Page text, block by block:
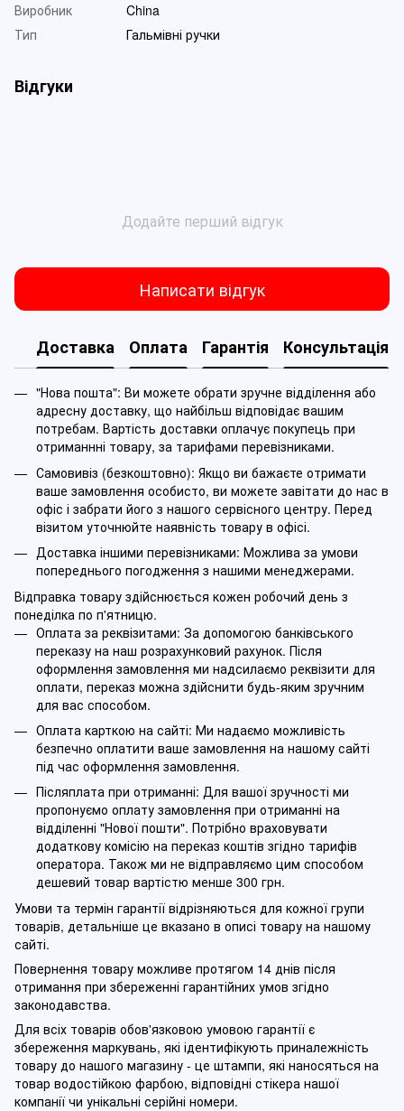
Виробник
China
Тип
Гальмівні ручки
Відгуки
Додайте перший відгук
Написати відгук
Доставка Оплата Гарантія Консультація
"Нова пошта": Ви можете обрати зручне відділення або
адресну доставку, що найбільш відповідає вашим
потребам. Вартість доставки оплачує покупець при
отриманнні товару, за тарифами перевізниками.
Самовивіз (безкоштовно): Якщо ви бажаєте отримати
ваше замовлення особисто, ви можете завітати до нас в
офіс і забрати його з нашого сервісного центру. Перед
візитом уточнюйте наявність товару в офісі.
Доставка іншими перевізниками: Можлива за умови
попереднього погодження з нашими менеджерами.
Відправка товару здійснюється кожен робочий день з
понеділка по п'ятницю.
Оплата за реквізитами: За допомогою банківського
переказу на наш розрахунковий рахунок. Після
оформлення замовлення ми надсилаємо реквізити для
оплати, переказ можна здійснити будь-яким зручним
для вас способом.
Оплата карткою на сайті: Ми надаємо можливість
безпечно оплатити ваше замовлення на нашому сайті
під час оформлення замовлення.
Післяплата при отриманні: Для вашої зручності ми
пропонуємо оплату замовлення при отриманні на
відділенні "Нової пошти". Потрібно враховувати
додаткову комісію на переказ коштів згідно тарифів
оператора. Також ми не відправляємо цим способом
дешевий товар вартістю менше 300 грн.
Умови та термін гарантії відрізняються для кожної групи
товарів, детальніше це вказано в описі товару на нашому
сайті.
Повернення товару можливе протягом 14 днів після
отримання при збереженні гарантійних умов згідно
законодавства.
Для всіх товарів обов'язковою умовою гарантії є
збереження маркувань, які ідентифікують приналежність
товару до нашого магазину - це штампи, які наносяться на
товар водостійкою фарбою, відповідні стікера нашої
компанії чи унікальні серійні номери.